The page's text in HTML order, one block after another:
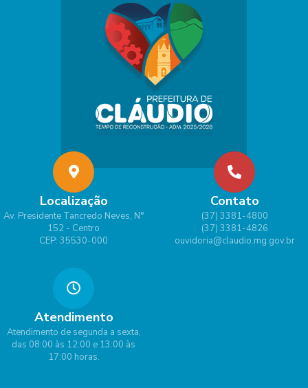
Localização
Av. Presidente Tancredo Neves, N°
152 - Centro
CEP: 35530-000
Contato
(37) 3381-4800
(37) 3381-4826
ouvidoria@claudio.mg.gov.br
Atendimento
Atendimento de segunda a sexta,
das 08:00 às 12:00 e 13:00 às
17:00 horas.